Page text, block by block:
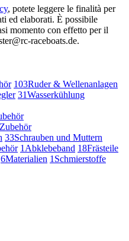
, potete leggere le finalità per
ed elaborati. È possibile
momento con effetto per il
raceboats.de.
103Ruder & Wellenanlagen
31Wasserkühlung
33Schrauben und Muttern
1 Abklebeband 18Frästeile
6Materialien 1 Schmierstoffe